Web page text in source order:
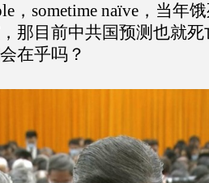
，sometime naïve，当年
那目前中共国预测也就
在乎吗？